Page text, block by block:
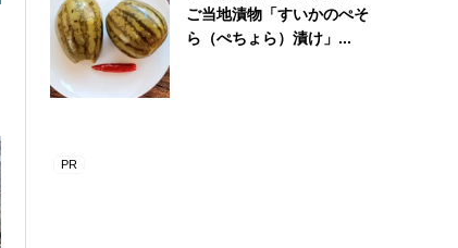
ご当地漬物「すいかのぺそ
ら（ぺちょら）漬け」...